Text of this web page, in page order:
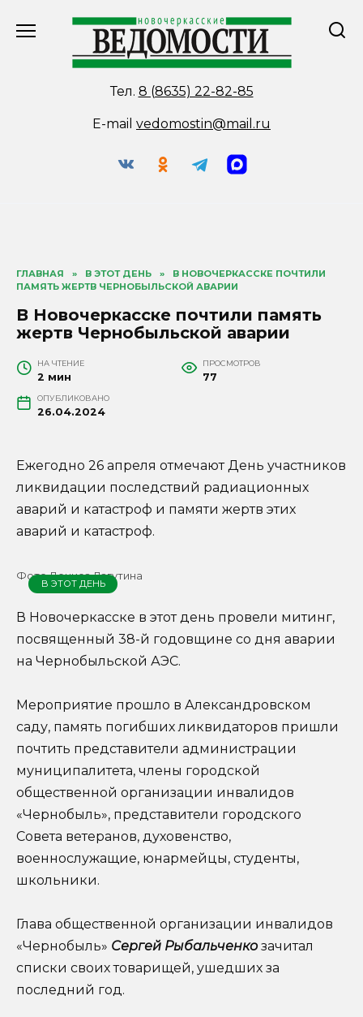
Тел. 8 (8635) 22-82-85
E-mail vedomostin@mail.ru
ГЛАВНАЯ » В ЭТОТ ДЕНЬ »
В НОВОЧЕРКАССКЕ ПОЧТИЛИ
ПАМЯТЬ ЖЕРТВ ЧЕРНОБЫЛЬСКОЙ АВАРИИ
В Новочеркасске почтили память
жертв Чернобыльской аварии
НА ЧТЕНИЕ
2 мин
ПРОСМОТРОВ
77
ОПУБЛИКОВАНО
26.04.2024
Ежегодно 26 апреля отмечают День участников
ликвидации последствий радиационных
аварий и катастроф и памяти жертв этих
аварий и катастроф.
Фото Дениса Лагутина
В ЭТОТ ДЕНЬ
В Новочеркасске в этот день провели митинг,
посвященный 38-й годовщине со дня аварии
на Чернобыльской АЭС.
Мероприятие прошло в Александровском
саду, память погибших ликвидаторов пришли
почтить представители администрации
муниципалитета, члены городской
общественной организации инвалидов
«Чернобыль», представители городского
Совета ветеранов, духовенство,
военнослужащие, юнармейцы, студенты,
школьники.
Глава общественной организации инвалидов
«Чернобыль» Сергей Рыбальченкозачитал
списки своих товарищей, ушедших за
последний год.